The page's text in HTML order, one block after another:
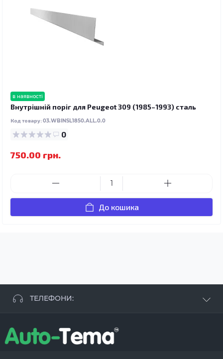
в наявності
Внутрішній поріг для Peugeot 309 (1985–1993) сталь
Код товару:03.WBINSL1850.ALL.0.0
0
750.00 грн.
До кошика
ТЕЛЕФОНИ:
+38 096 250 84 38
+38 099 657 61 50